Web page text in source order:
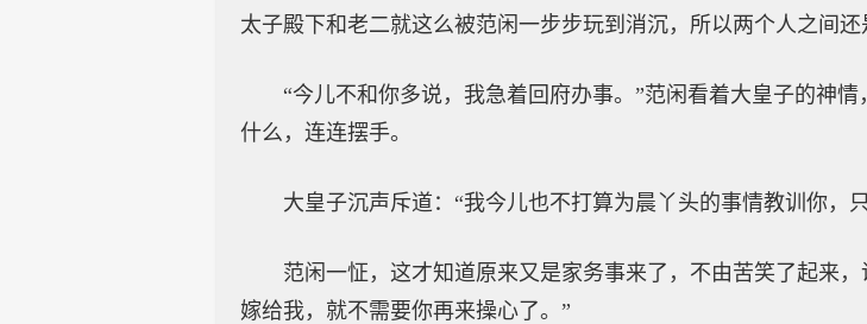
太子殿下和老二就这么被范闲一步步玩到消沉，所以两个人之间还
“今儿不和你多说，我急着回府办事。”范闲看着大皇子的神
什么，连连摆手。
大皇子沉声斥道：“我今儿也不打算为晨丫头的事情教训你，
范闲一怔，这才知道原来又是家务事来了，不由苦笑了起来
嫁给我，就不需要你再来操心了。”